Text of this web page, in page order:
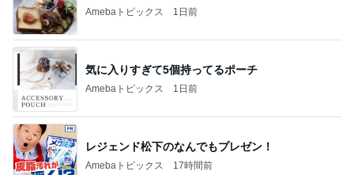
Amebaトピックス 1日前
気に入りすぎて5個持ってるポーチ
Amebaトピックス 1日前
レジェンド松下のなんでもプレゼン！
Amebaトピックス 17時間前